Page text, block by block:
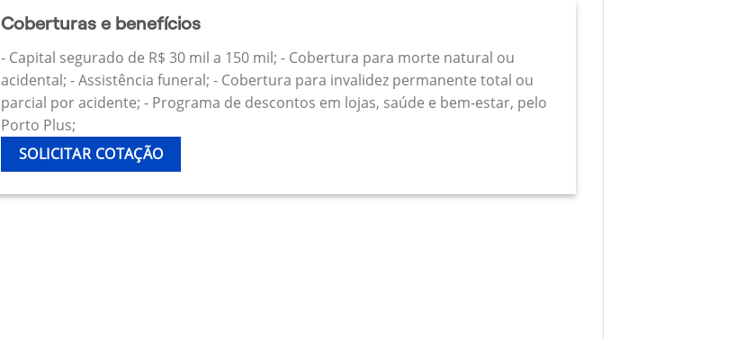
Coberturas e benefícios
- Capital segurado de R$ 30 mil a 150 mil; - Cobertura para morte natural ou
acidental; - Assistência funeral; - Cobertura para invalidez permanente total ou
parcial por acidente; - Programa de descontos em lojas, saúde e bem-estar, pelo
Porto Plus;
SOLICITAR COTAÇÃO